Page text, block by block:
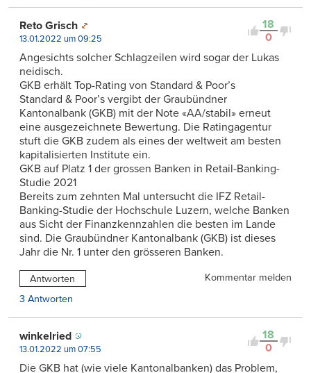
18
0
Reto Grisch
13.01.2022 um 09:25
Angesichts solcher Schlagzeilen wird sogar der Lukas
neidisch.
GKB erhält Top-Rating von Standard & Poor’s
Standard & Poor’s vergibt der Graubündner
Kantonalbank (GKB) mit der Note «AA/stabil» erneut
eine ausgezeichnete Bewertung. Die Ratingagentur
stuft die GKB zudem als eines der weltweit am besten
kapitalisierten Institute ein.
GKB auf Platz 1 der grossen Banken in Retail-Banking-
Studie 2021
Bereits zum zehnten Mal untersucht die IFZ Retail-
Banking-Studie der Hochschule Luzern, welche Banken
aus Sicht der Finanzkennzahlen die besten im Lande
sind. Die Graubündner Kantonalbank (GKB) ist dieses
Jahr die Nr. 1 unter den grösseren Banken.
Antworten
Kommentar melden
3 Antworten
18
0
winkelried
13.01.2022 um 07:55
Die GKB hat (wie viele Kantonalbanken) das Problem,